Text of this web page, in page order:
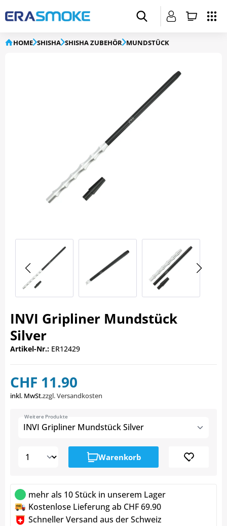
HOME SHISHA SHISHA ZUBEHÖR MUNDSTÜCK
INVI Gripliner Mundstück
Silver
Artikel-Nr.: ER12429
CHF 11.90
inkl. MwSt.zzgl. Versandkosten
INVI Gripliner Mundstück Silver
Weitere Produkte
Warenkorb
mehr als 10 Stück in unserem Lager
Kostenlose Lieferung ab CHF 69.90
Schneller Versand aus der Schweiz